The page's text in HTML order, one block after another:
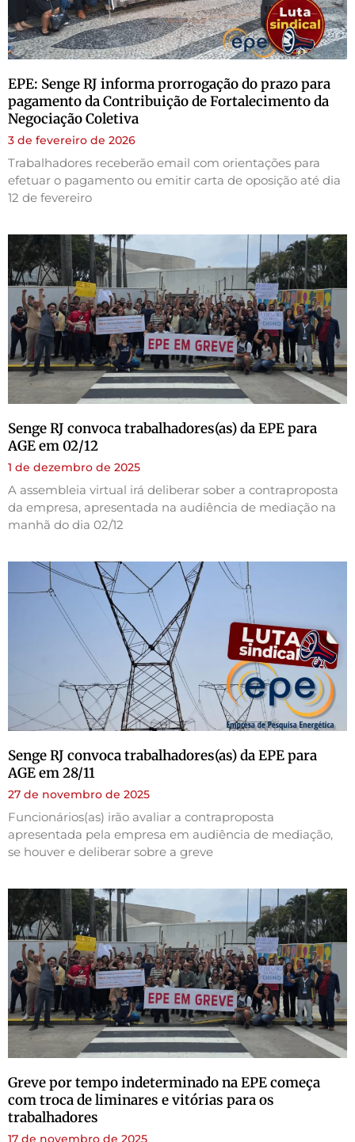
EPE: Senge RJ informa prorrogação do prazo para
pagamento da Contribuição de Fortalecimento da
Negociação Coletiva
3 de fevereiro de 2026
Trabalhadores receberão email com orientações para
efetuar o pagamento ou emitir carta de oposição até dia
12 de fevereiro
Senge RJ convoca trabalhadores(as) da EPE para
AGE em 02/12
1 de dezembro de 2025
A assembleia virtual irá deliberar sober a contraproposta
da empresa, apresentada na audiência de mediação na
manhã do dia 02/12
Senge RJ convoca trabalhadores(as) da EPE para
AGE em 28/11
27 de novembro de 2025
Funcionários(as) irão avaliar a contraproposta
apresentada pela empresa em audiência de mediação,
se houver e deliberar sobre a greve
Greve por tempo indeterminado na EPE começa
com troca de liminares e vitórias para os
trabalhadores
17 de novembro de 2025